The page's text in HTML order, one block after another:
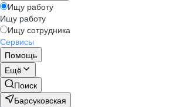
Ищу работу
Ищу работу
Ищу сотрудника
Сервисы
Помощь
Ещё
Поиск
Барсуковская